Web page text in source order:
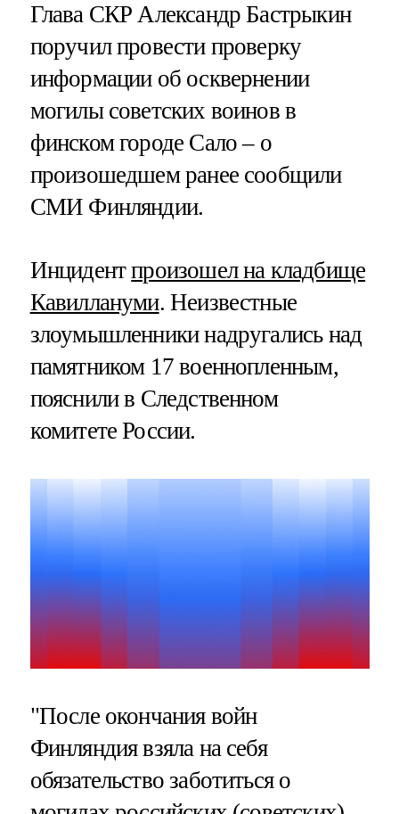
Глава СКР Александр Бастрыкин
поручил провести проверку
информации об осквернении
могилы советских воинов в
финском городе Сало – о
произошедшем ранее сообщили
СМИ Финляндии.
Инцидентпроизошел на кладбище
Кавиллануми. Неизвестные
злоумышленники надругались над
памятником 17 военнопленным,
пояснили в Следственном
комитете России.
"После окончания войн
Финляндия взяла на себя
обязательство заботиться о